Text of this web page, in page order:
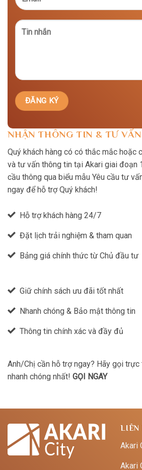
NHẬN THÔNG TIN & TƯ VẤN
Quý khách hàng có có thắc mắc hoặc
và tư vấn thông tin tại Akari giai đoạn
cầu thông qua biểu mẫu Yêu cầu tư
ngay để hỗ trợ Quý khách!
Hỗ trợ khách hàng 24/7
Đặt lịch trải nghiệm & tham quan
Bảng giá chính thức từ Chủ đầu tư
Giữ chính sách ưu đãi tốt nhất
Nhanh chóng & Bảo mật thông tin
Thông tin chính xác và đầy đủ
Anh/Chị cần hỗ trợ ngay? Hãy gọi
nhanh chóng nhất! GỌI NGAY
LIÊN
Akari
Akari